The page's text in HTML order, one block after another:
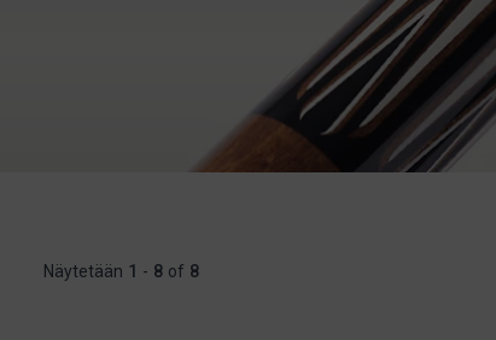
Näytetään 1 - 8 of 8